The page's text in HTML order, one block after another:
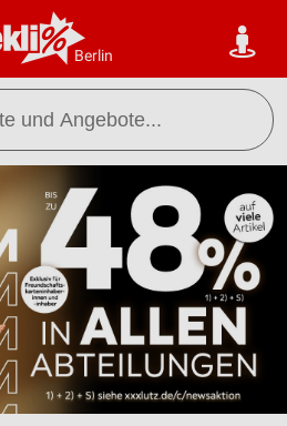
Berlin